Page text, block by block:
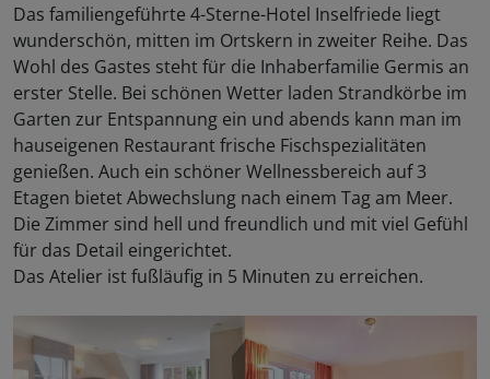
Das familiengeführte 4-Sterne-Hotel Inselfriede liegt
wunderschön, mitten im Ortskern in zweiter Reihe. Das
Wohl des Gastes steht für die Inhaberfamilie Germis an
erster Stelle. Bei schönen Wetter laden Strandkörbe im
Garten zur Entspannung ein und abends kann man im
hauseigenen Restaurant frische Fischspezialitäten
genießen. Auch ein schöner Wellnessbereich auf 3
Etagen bietet Abwechslung nach einem Tag am Meer.
Die Zimmer sind hell und freundlich und mit viel Gefühl
für das Detail eingerichtet.
Das Atelier ist fußläufig in 5 Minuten zu erreichen.